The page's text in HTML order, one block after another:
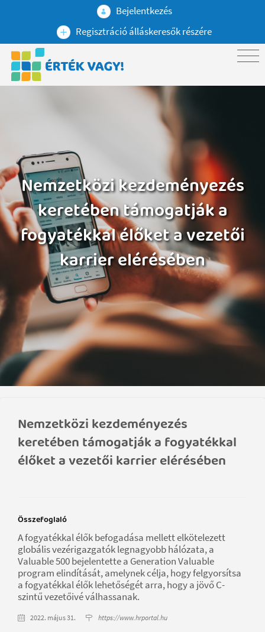
Bejelentkezés
Regisztráció álláskeresők részére
Nemzetközi kezdeményezés
keretében támogatják a
fogyatékkal élőket a vezetői
karrier elérésében
Nemzetközi kezdeményezés
keretében támogatják a fogyatékkal
élőket a vezetői karrier elérésében
Összefoglaló
A fogyatékkal élők befogadása mellett elkötelezett
globális vezérigazgatók legnagyobb hálózata, a
Valuable 500 bejelentette a Generation Valuable
program elindítását, amelynek célja, hogy felgyorsítsa
a fogyatékkal élők lehetőségét arra, hogy a jövő C-
szintű vezetőivé válhassanak.
2022. május 31. https://www.hrportal.hu